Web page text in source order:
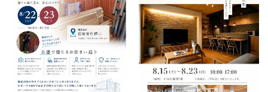
北海道
札幌
東北
北海道
札幌
札幌
小樽
東北